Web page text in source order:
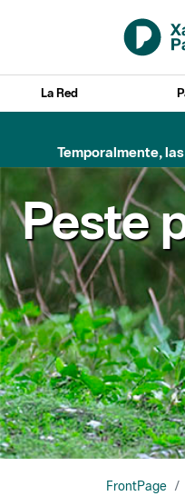
Saltar al contenido principal
La Red
Temporalmente,
Peste
FrontPage